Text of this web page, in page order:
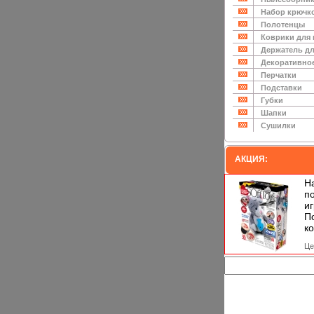
Набор
Полотенцы
Коврики для
Держатель
Перчатки
Подставки
Губки
Шапки
Сушилки
АКЦИЯ: